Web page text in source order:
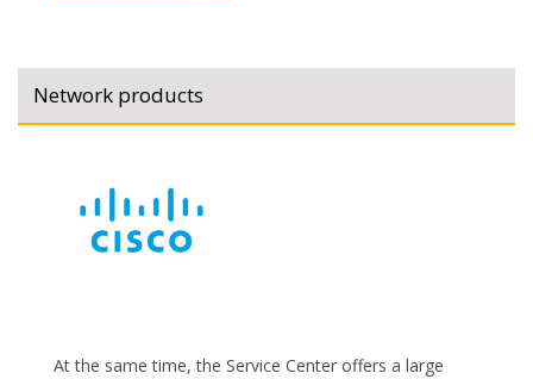
Network products
At the same time, the Service Center offers a large